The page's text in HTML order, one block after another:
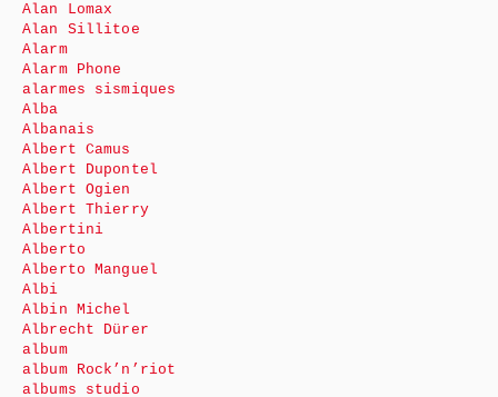
Alan Lomax
Alan Sillitoe
Alarm
Alarm Phone
alarmes sismiques
Alba
Albanais
Albert Camus
Albert Dupontel
Albert Ogien
Albert Thierry
Albertini
Alberto
Alberto Manguel
Albi
Albin Michel
Albrecht Dürer
album
album Rock’n’riot
albums studio